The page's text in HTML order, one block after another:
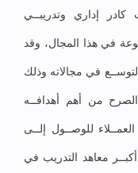
كادر إداري وتدريبــي
في هذا المجال، وقد
في مجالاته وذلك
الصرح من أهم أهدافــه
للوصــول إلــى
معاهد التدريب في